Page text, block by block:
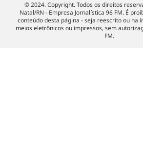
© 2024. Copyright. Todos os direitos
Natal/RN - Empresa Jornalística 96 FM. É
conteúdo desta página - seja reescrito ou na
meios eletrônicos ou impressos, sem
FM.